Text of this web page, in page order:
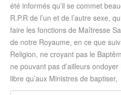
été informés qu’il se commet
R.P.R de l’un et de l’autre sexe,
faire les fonctions de Maîtresse
de notre Royaume, en ce que
Religion, ne croyant pas le
ne pouvant pas d’ailleurs ondoyer
libre qu’aux Ministres de baptiser,